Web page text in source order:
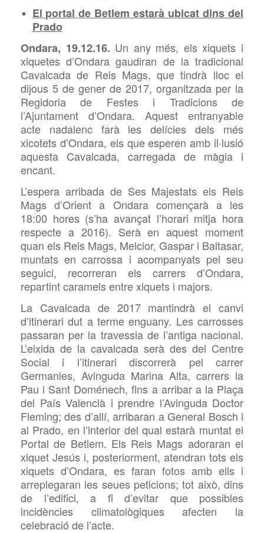
El portal de Betlem estarà ubicat dins del
Prado
Ondara, 19.12.16. Un any més, els xiquets i
xiquetes d’Ondara gaudiran de la tradicional
Cavalcada de Reis Mags, que tindrà lloc el
dijous 5 de gener de 2017, organitzada per la
Regidoria de Festes i Tradicions de
l’Ajuntament d’Ondara. Aquest entranyable
acte nadalenc farà les delícies dels més
xicotets d’Ondara, els que esperen amb il·lusió
aquesta Cavalcada, carregada de màgia i
encant.
L’espera arribada de Ses Majestats els Reis
Mags d’Orient a Ondara començarà a les
18:00 hores (s’ha avançat l’horari mitja hora
respecte a 2016). Serà en aquest moment
quan els Reis Mags, Melcior, Gaspar i Baltasar,
muntats en carrossa i acompanyats pel seu
seguici, recorreran els carrers d’Ondara,
repartint caramels entre xiquets i majors.
La Cavalcada de 2017 mantindrà el canvi
d’itinerari dut a terme enguany. Les carrosses
passaran per la travessia de l’antiga nacional.
L’eixida de la cavalcada serà des del Centre
Social i l’itinerari discorrerà pel carrer
Germanies, Avinguda Marina Alta, carrers la
Pau i Sant Doménech, fins a arribar a la Plaça
del País Valencià i prendre l’Avinguda Doctor
Fleming; des d’allí, arribaran a General Bosch i
al Prado, en l’interior del qual estarà muntat el
Portal de Betlem. Els Reis Mags adoraran el
xiquet Jesús i, posteriorment, atendran tots els
xiquets d’Ondara, es faran fotos amb ells i
arreplegaran les seues peticions; tot això, dins
de l’edifici, a fi d’evitar que possibles
incidències climatològiques afecten la
celebració de l’acte.